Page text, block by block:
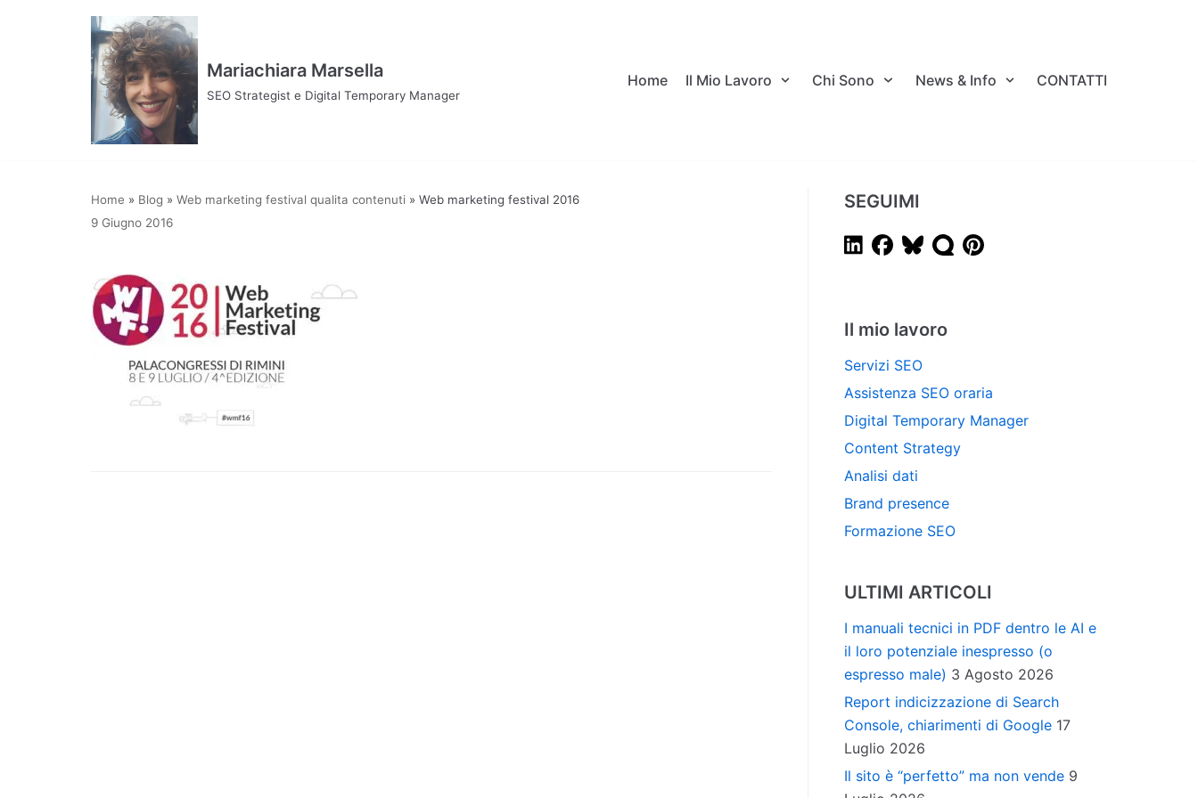
Mariachiara Marsella
SEO Strategist e Digital Temporary Manager
Home Il Mio Lavoro Chi Sono News & Info CONTATTI
Home » Blog » Web marketing festival qualita contenuti » Web marketing festival 2016
9 Giugno 2016
SEGUIMI
Il mio lavoro
Servizi SEO
Assistenza SEO oraria
Digital Temporary Manager
Content Strategy
Analisi dati
Brand presence
Formazione SEO
ULTIMI ARTICOLI
I manuali tecnici in PDF dentro le AI e
il loro potenziale inespresso (o
espresso male) 3 Agosto 2026
Report indicizzazione di Search
Console, chiarimenti di Google 17
Luglio 2026
Il sito è “perfetto” ma non vende 9